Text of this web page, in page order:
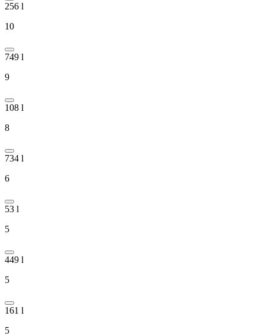
256 l
10
749 l
9
108 l
8
734 l
6
53 l
5
449 l
5
161 l
5